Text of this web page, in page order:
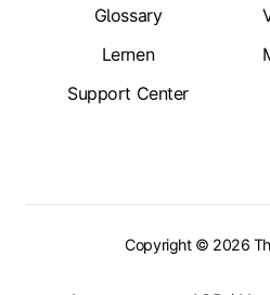
Glossary
Lernen
Support Center
Copyright © 2026